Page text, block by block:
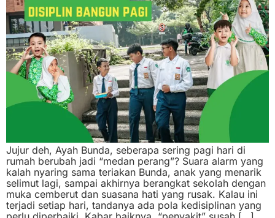
Jujur deh, Ayah Bunda, seberapa sering pagi hari di
rumah berubah jadi “medan perang”? Suara alarm yang
kalah nyaring sama teriakan Bunda, anak yang menarik
selimut lagi, sampai akhirnya berangkat sekolah dengan
muka cemberut dan suasana hati yang rusak. Kalau ini
terjadi setiap hari, tandanya ada pola kedisiplinan yang